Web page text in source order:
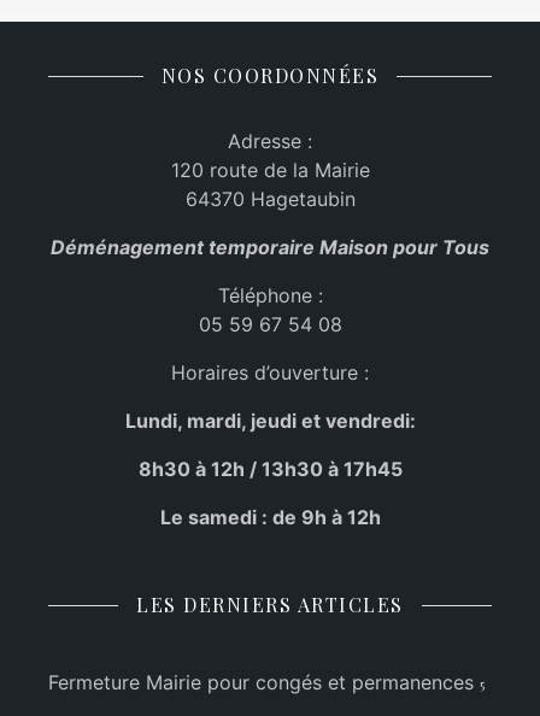
NOS COORDONNÉES
Adresse :
120 route de la Mairie
64370 Hagetaubin
Déménagement temporaire Maison pour Tous
Téléphone :
05 59 67 54 08
Horaires d’ouverture :
Lundi, mardi, jeudi et vendredi:
8h30 à 12h / 13h30 à 17h45
Le samedi : de 9h à 12h
LES DERNIERS ARTICLES
Fermeture Mairie pour congés et permanences 5